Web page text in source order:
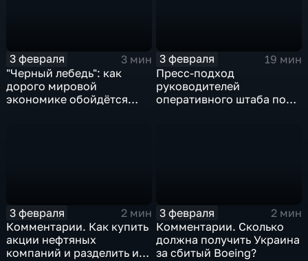
3 февраля
3 мин
"Черный лебедь": как
дорого мировой
экономике обойдётся
3 февраля
19 мин
Пресс-подход
руководителей
оперативного штаба по
3 февраля
2 мин
Комментарии. Как купить
акции нефтяных
компаний и разделить их
3 февраля
2 мин
Комментарии. Сколько
должна получить Украина
за сбитый Boeing?